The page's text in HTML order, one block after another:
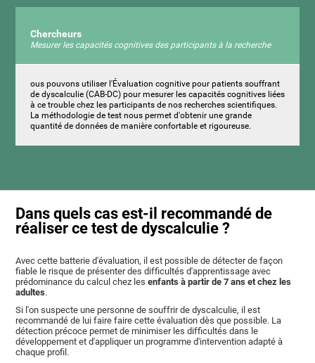
Chercheurs
Mesurer les capacités cognitives des participants à la recherche
ous pouvons utiliser l'Évaluation cognitive pour patients souffrant
de dyscalculie (CAB-DC) pour mesurer les capacités cognitives liées
à ce trouble chez les participants de nos recherches scientifiques.
La méthodologie de test nous permet d'obtenir une grande
quantité de données de manière confortable et rigoureuse.
Dans quels cas est-il recommandé de
réaliser ce test de dyscalculie ?
Avec cette batterie d'évaluation, il est possible de détecter de façon
fiable le risque de présenter des difficultés d'apprentissage avec
prédominance du calcul chez lesenfants à partir de 7 ans et chez les
adultes.
Si l'on suspecte une personne de souffrir de dyscalculie, il est
recommandé de lui faire faire cette évaluation dès que possible. La
détection précoce permet de minimiser les difficultés dans le
développement et d'appliquer un programme d'intervention adapté à
chaque profil.